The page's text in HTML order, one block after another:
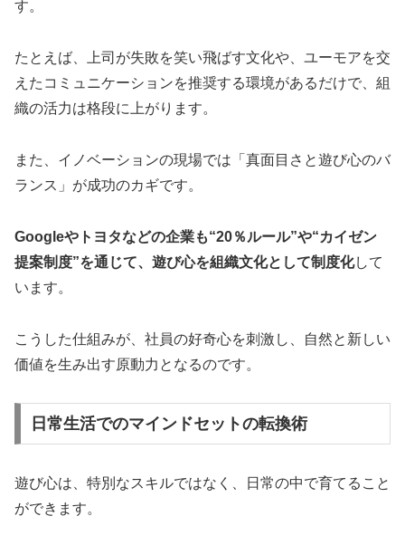
す。
たとえば、上司が失敗を笑い飛ばす文化や、ユーモアを交
えたコミュニケーションを推奨する環境があるだけで、組
織の活力は格段に上がります。
また、イノベーションの現場では「真面目さと遊び心のバ
ランス」が成功のカギです。
Googleやトヨタなどの企業も“20％ルール”や“カイゼン
提案制度”を通じて、遊び心を組織文化として制度化して
います。
こうした仕組みが、社員の好奇心を刺激し、自然と新しい
価値を生み出す原動力となるのです。
日常生活でのマインドセットの転換術
遊び心は、特別なスキルではなく、日常の中で育てること
ができます。